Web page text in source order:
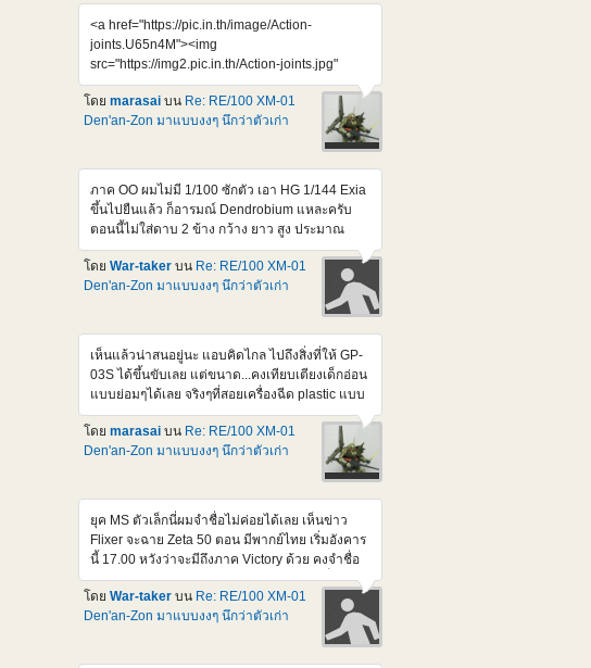
<a href="https://pic.in.th/image/Action-
joints.U65n4M"><img
src="https://img2.pic.in.th/Action-joints.jpg"
alt="Action joints" border="0"></a> Credit :
Supreme Mecha จุดขยับ ตอบโจทย์ เยี่ยมขึ้นกว่า
โมเก่าๆเยอะเลย รอก็แค่รอบถัดๆไป กะจังหวะจอง
ได้ที่จะต้องลงตัวกัน ไม่โดน Bot แย่งไปทุกๆรอบอีก
โดย marasai บน Re: RE/100 XM-01
Den'an-Zon มาแบบงงๆ นึกว่าตัวเก่า
ภาค OO ผมไม่มี 1/100 ซักตัว เอา HG 1/144 Exia
ขึ้นไปยืนแล้ว ก็อารมณ์ Dendrobium แหละครับ
ตอนนี้ไม่ใส่ดาบ 2 ข้าง กว้าง ยาว สูง ประมาณ
เกือบ ๆ 40 ซม. ทุกด้าน แต่ถ้าเอา MS 1/100 ไปใส่
คงสูงขึ้นอีกหน่อย ส่วนดาบ ยาว 40 กว่า ซม. ถ้าใส่
ด้วย ก็กินที่หนักเข้าไปอีก แต่บ่นแบบนี้ ผมรอ part
ของ Dynames ที่เป็นปืน กับ มิซายด์ อยู่นะ จริง ๆ ก็
Dynames กับ Kyorios ดองอยู่ด้วยแฮะ
โดย War-taker บน Re: RE/100 XM-01
Den'an-Zon มาแบบงงๆ นึกว่าตัวเก่า
เห็นแล้วน่าสนอยู่นะ แอบคิดไกล ไปถึงสิ่งที่ให้ GP-
03S ได้ขึ้นขับเลย แต่ขนาด...คงเทียบเตียงเด็กอ่อน
แบบย่อมๆได้เลย จริงๆที่สอยเครื่องฉีด plastic แบบ
เส้นมา ก็กะว่าจะทำแหละ กะ Mega Rider ให้ ZZ ขี่
เล่น แต่เอาจริงๆนี่ ยุ่งสะสางงานหลักเกือบทั้งวัน เลย
แทบไม่มีเวลาพิมพ์เลยหลังๆนี้
โดย marasai บน Re: RE/100 XM-01
Den'an-Zon มาแบบงงๆ นึกว่าตัวเก่า
ยุค MS ตัวเล็กนี่ผมจำชื่อไม่ค่อยได้เลย เห็นข่าว
Flixer จะฉาย Zeta 50 ตอน มีพากย์ไทย เริ่มอังคาร
นี้ 17.00 หวังว่าจะมีถึงภาค Victory ด้วย คงจำชื่อ
MS ได้มากขึ้น (แต่ตัวนี้มันอยู่ใน F-91 นี่) เดี๋ยวนี้จะ
ให้เอา เสียงญีุ่ปุ่น sub eng. มาดูแบบเมื่อก่อน ก็
เหนื่อยเกิน เพิ่งต่ออันนี้ เกือบเสร็จ ไป เหนื่อยเอา
เรื่องครับ ที่ว่าเกือบเสร็จ เพราะหลายจุดมันใส่ สปริง
โดย War-taker บน Re: RE/100 XM-01
Den'an-Zon มาแบบงงๆ นึกว่าตัวเก่า